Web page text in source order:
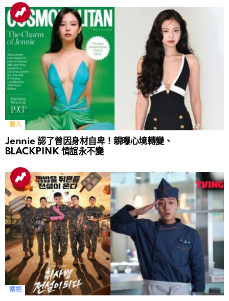
藝人
Jennie 認了曾因身材自卑！親曝心境轉變、
BLACKPINK 情誼永不變
電視